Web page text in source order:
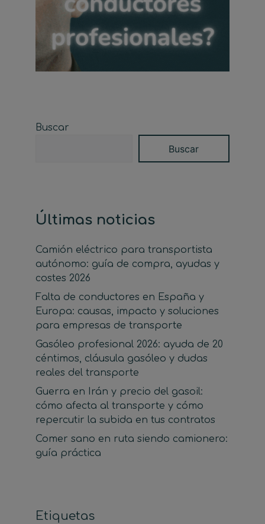
Buscar
Buscar
Últimas noticias
Camión eléctrico para transportista
autónomo: guía de compra, ayudas y
costes 2026
Falta de conductores en España y
Europa: causas, impacto y soluciones
para empresas de transporte
Gasóleo profesional 2026: ayuda de 20
céntimos, cláusula gasóleo y dudas
reales del transporte
Guerra en Irán y precio del gasoil:
cómo afecta al transporte y cómo
repercutir la subida en tus contratos
Comer sano en ruta siendo camionero:
guía práctica
Etiquetas